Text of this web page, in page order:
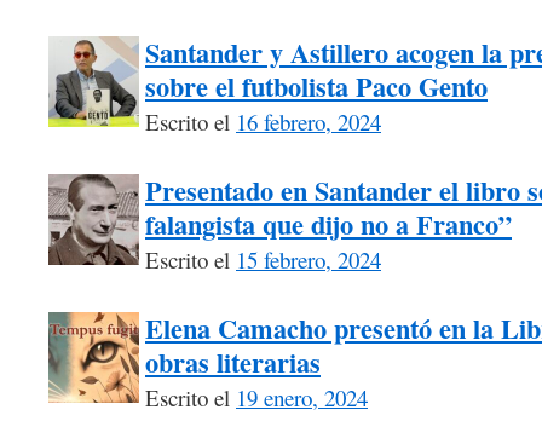
Santander y Astillero acogen la
sobre el futbolista Paco Gento
Escrito el 16 febrero, 2024
Presentado en Santander el libro
falangista que dijo no a Franco”
Escrito el 15 febrero, 2024
Elena Camacho presentó en la
obras literarias
Escrito el 19 enero, 2024